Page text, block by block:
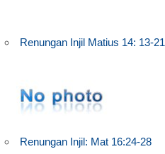
Renungan Injil Matius 14: 13-21
Renungan Injil: Mat 16:24-28